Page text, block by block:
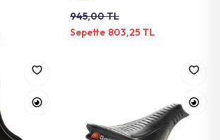
945,00 TL
Sepette 803,25 TL